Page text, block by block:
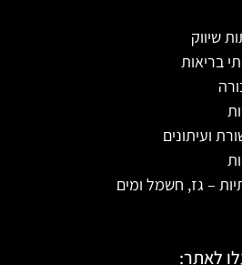
שיווק
בריאות
ועיתונים
– גז, חשמל ומים
לאתר: